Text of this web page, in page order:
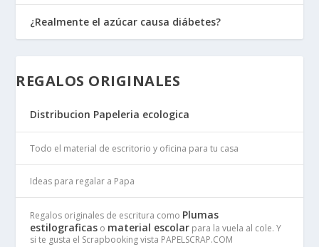
¿Realmente el azúcar causa diábetes?
REGALOS ORIGINALES
Distribucion Papeleria ecologica
Todo el material de escritorio y oficina para tu casa
Ideas para regalar a Papa
Regalos originales de escritura como Plumas
estilograficas o material escolar para la vuela al cole. Y
si te gusta el Scrapbooking vista PAPELSCRAP.COM